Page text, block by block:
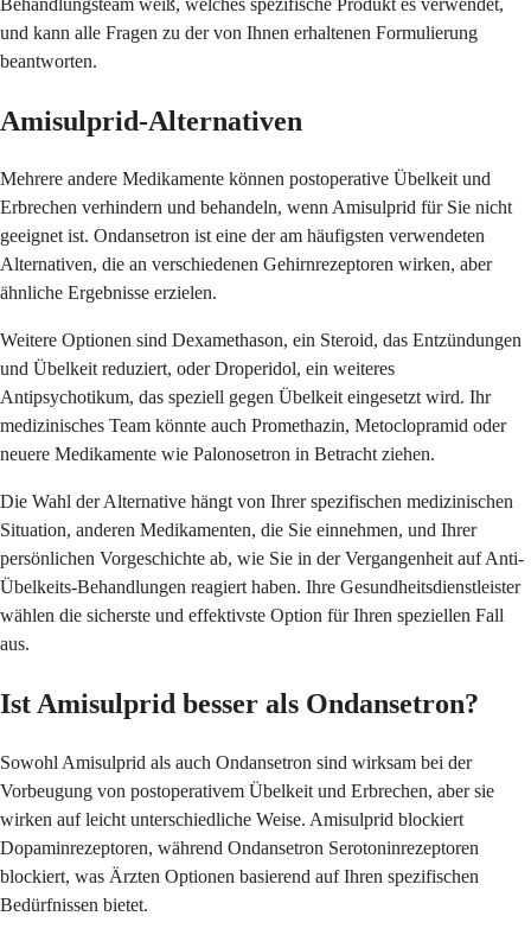
und kann alle Fragen zu der von Ihnen erhaltenen Formulierung
beantworten.
Amisulprid-Alternativen
Mehrere andere Medikamente können postoperative Übelkeit und
Erbrechen verhindern und behandeln, wenn Amisulprid für Sie nicht
geeignet ist. Ondansetron ist eine der am häufigsten verwendeten
Alternativen, die an verschiedenen Gehirnrezeptoren wirken, aber
ähnliche Ergebnisse erzielen.
Weitere Optionen sind Dexamethason, ein Steroid, das Entzündungen
und Übelkeit reduziert, oder Droperidol, ein weiteres
Antipsychotikum, das speziell gegen Übelkeit eingesetzt wird. Ihr
medizinisches Team könnte auch Promethazin, Metoclopramid oder
neuere Medikamente wie Palonosetron in Betracht ziehen.
Die Wahl der Alternative hängt von Ihrer spezifischen medizinischen
Situation, anderen Medikamenten, die Sie einnehmen, und Ihrer
persönlichen Vorgeschichte ab, wie Sie in der Vergangenheit auf Anti-
Übelkeits-Behandlungen reagiert haben. Ihre Gesundheitsdienstleister
wählen die sicherste und effektivste Option für Ihren speziellen Fall
aus.
Ist Amisulprid besser als Ondansetron?
Sowohl Amisulprid als auch Ondansetron sind wirksam bei der
Vorbeugung von postoperativem Übelkeit und Erbrechen, aber sie
wirken auf leicht unterschiedliche Weise. Amisulprid blockiert
Dopaminrezeptoren, während Ondansetron Serotoninrezeptoren
blockiert, was Ärzten Optionen basierend auf Ihren spezifischen
Bedürfnissen bietet.